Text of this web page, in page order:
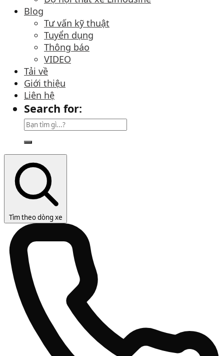
Blog
Tư vấn kỹ thuật
Tuyển dụng
Thông báo
VIDEO
Tải về
Giới thiệu
Liên hệ
Search for:
Tìm theo dòng xe